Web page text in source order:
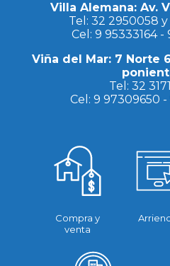
Villa Alemana: Av.
Tel: 32 2950058 y
Cel: 9 95333164-
Viña del Mar: 7 Norte
Tel:32
Cel:9 97309650 -
Compra y
venta